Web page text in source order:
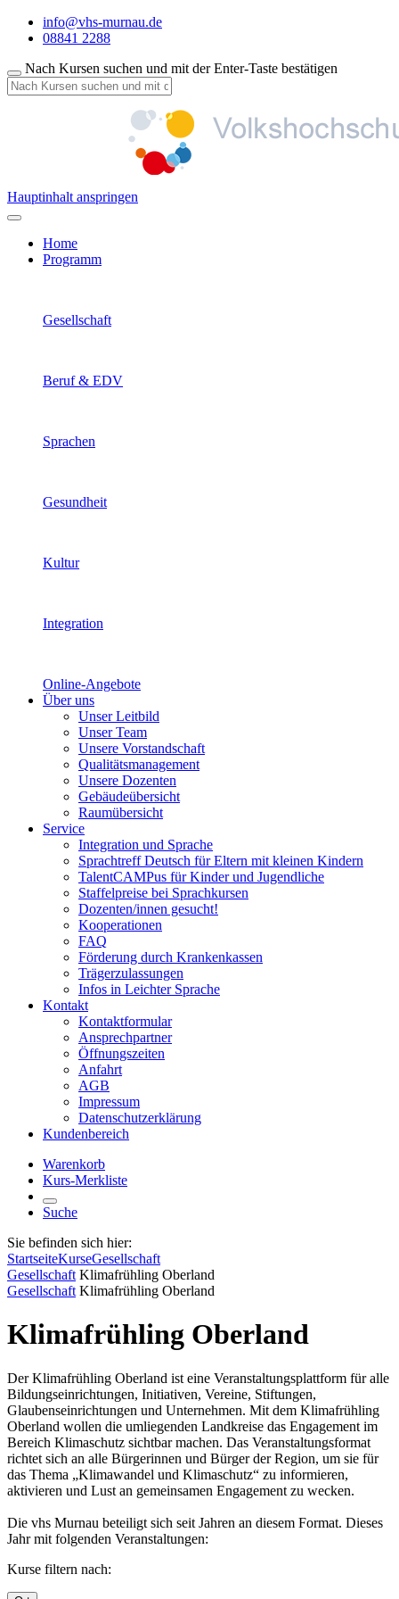
info@vhs-murnau.de
08841 2288
Nach Kursen suchen und mit der Enter-Taste bestätigen
Hauptinhalt anspringen
Home
Programm
Gesellschaft
Beruf & EDV
Sprachen
Gesundheit
Kultur
Integration
Online-Angebote
Über uns
Unser Leitbild
Unser Team
Unsere Vorstandschaft
Qualitätsmanagement
Unsere Dozenten
Gebäudeübersicht
Raumübersicht
Service
Integration und Sprache
Sprachtreff Deutsch für Eltern mit kleinen Kindern
TalentCAMPus für Kinder und Jugendliche
Staffelpreise bei Sprachkursen
Dozenten/innen gesucht!
Kooperationen
FAQ
Förderung durch Krankenkassen
Trägerzulassungen
Infos in Leichter Sprache
Kontakt
Kontaktformular
Ansprechpartner
Öffnungszeiten
Anfahrt
AGB
Impressum
Datenschutzerklärung
Kundenbereich
Warenkorb
Kurs-Merkliste
Suche
Sie befinden sich hier:
StartseiteKurseGesellschaft
Gesellschaft Klimafrühling Oberland
Gesellschaft Klimafrühling Oberland
Klimafrühling Oberland
Der Klimafrühling Oberland ist eine Veranstaltungsplattform für alle
Bildungseinrichtungen, Initiativen, Vereine, Stiftungen,
Glaubenseinrichtungen und Unternehmen. Mit dem Klimafrühling
Oberland wollen die umliegenden Landkreise das Engagement im
Bereich Klimaschutz sichtbar machen. Das Veranstaltungsformat
richtet sich an alle Bürgerinnen und Bürger der Region, um sie für
das Thema „Klimawandel und Klimaschutz“ zu informieren,
aktivieren und Lust an gemeinsamen Engagement zu wecken.
Die vhs Murnau beteiligt sich seit Jahren an diesem Format. Dieses
Jahr mit folgenden Veranstaltungen:
Kurse filtern nach: